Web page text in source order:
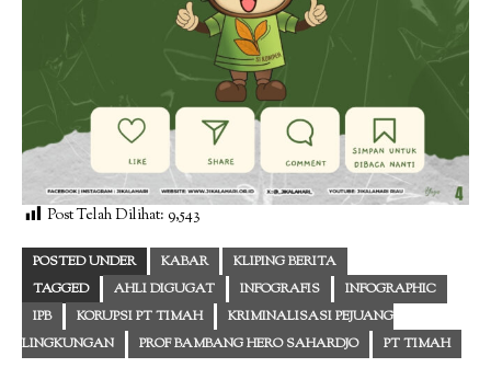
Post Telah Dilihat: 9,543
POSTED UNDER KABAR
KLIPING BERITA
TAGGED
AHLI DIGUGAT INFOGRAFIS
INFOGRAPHIC
IPB
KORUPSI PT TIMAH
KRIMINALISASI PEJUANG
LINGKUNGAN
PROF BAMBANG HERO SAHARDJO PT TIMAH